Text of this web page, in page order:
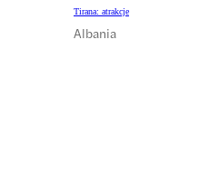
Tirana: atrakcje
Albania